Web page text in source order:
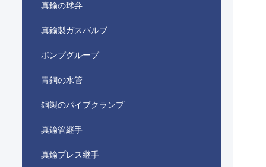
真鍮の球弁
真鍮製ガスバルブ
ポンプグループ
青銅の水管
銅製のパイプクランプ
真鍮管継手
真鍮プレス継手